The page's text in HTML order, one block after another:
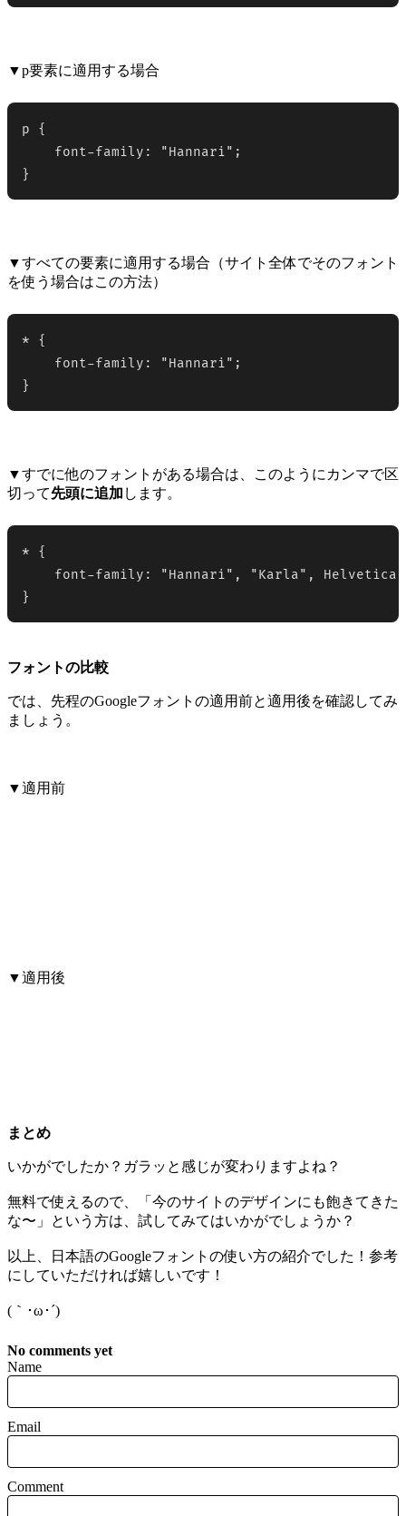
▼p要素に適用する場合
p {
    font-family: "Hannari";
}
▼すべての要素に適用する場合（サイト全体でそのフォント
を使う場合はこの方法）
* {
    font-family: "Hannari";
}
▼すでに他のフォントがある場合は、このようにカンマで区
切って先頭に追加 します。
* {
font-family: "Hannari", "Karla", Helvetica,
}
フォントの比較
では、先程のGoogleフォントの適用前と適用後を確認してみ
ましょう。
▼適用前
▼適用後
まとめ
いかがでしたか？ガラッと感じが変わりますよね？
無料で使えるので、「今のサイトのデザインにも飽きてきた
な〜」という方は、試してみてはいかがでしょうか？
以上、日本語のGoogleフォントの使い方の紹介でした！参考
にしていただければ嬉しいです！
(｀･ω･´)ゞ
No comments yet
Name
Email
Comment